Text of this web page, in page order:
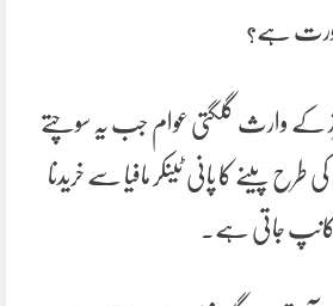
ہے؟
کے وارث گلگتی عوام جب یہ سوچتے
پینے کا پانی ٹینکر مافیا سے خریدنا
جاتی ہے۔